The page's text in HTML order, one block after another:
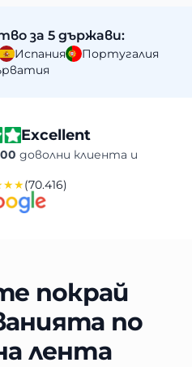
за 5 държави:
Испания
Португалия
Excellent
доволни клиента и
(70.416)
покрай
по
лента